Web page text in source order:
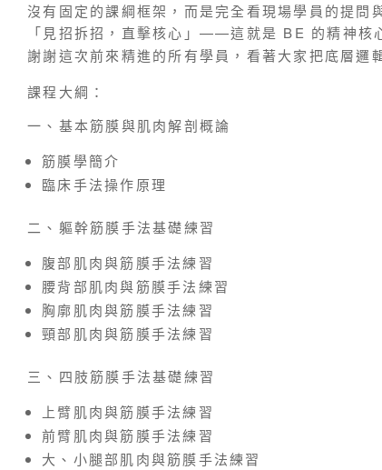
沒有固定的課綱框架，而是完全看現場學員的提問
「見招拆招，直擊核心」——這就是 BE 的精神核
謝謝這次前來精進的所有學員，看著大家把底層
課程大綱：
一、基本筋膜與肌肉解剖概論
筋膜學簡介
臨床手法操作原理
二、軀幹筋膜手法基礎練習
腹部肌肉與筋膜手法練習
腰背部肌肉與筋膜手法練習
胸廓肌肉與筋膜手法練習
頸部肌肉與筋膜手法練習
三、四肢筋膜手法基礎練習
上臂肌肉與筋膜手法練習
前臂肌肉與筋膜手法練習
大、小腿部肌肉與筋膜手法練習